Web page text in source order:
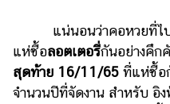
แน่นอนว่าคอหวยที่ไปร่
แห่ซื้อลอตเตอรี่กันอย่างคึก
สุดท้าย 16/11/65 ที่แห่ซื้อ
จำนวนปีที่จัดงาน สำหรับ อิ